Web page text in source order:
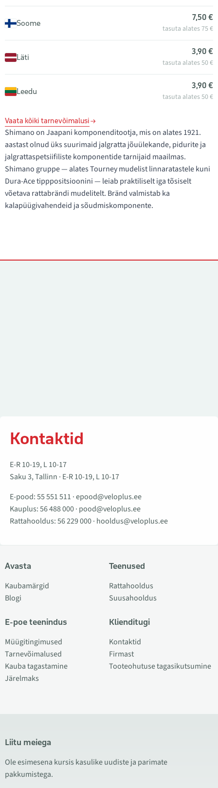
Soome
7,50 €
tasuta alates 75 €
Läti
3,90 €
tasuta alates 50 €
Leedu
3,90 €
tasuta alates 50 €
Vaata kõiki tarnevõimalusi
Shimano on Jaapani komponenditootja, mis on alates 1921.
aastast olnud üks suurimaid jalgratta jõuülekande, pidurite ja
jalgrattaspetsiifiliste komponentide tarnijaid maailmas.
Shimano gruppe — alates Tourney mudelist linnaratastele kuni
Dura-Ace tipppositsioonini — leiab praktiliselt iga tõsiselt
võetava rattabrändi mudelitelt. Bränd valmistab ka
kalapüügivahendeid ja sõudmiskomponente.
Kontaktid
E-R 10-19, L 10-17
Saku 3, Tallinn · E-R 10-19, L 10-17
E-pood:55 551 511 ·epood@veloplus.ee
Kauplus:56 488 000· pood@veloplus.ee
Rattahooldus:56 229 000· hooldus@veloplus.ee
Avasta
Kaubamärgid
Blogi
E-poe teenindus
Müügitingimused
Tarnevõimalused
Kauba tagastamine
Järelmaks
Teenused
Rattahooldus
Suusahooldus
Klienditugi
Kontaktid
Firmast
Tooteohutuse tagasikutsumine
Liitu meiega
Ole esimesena kursis kasulike uudiste ja parimate
pakkumistega.